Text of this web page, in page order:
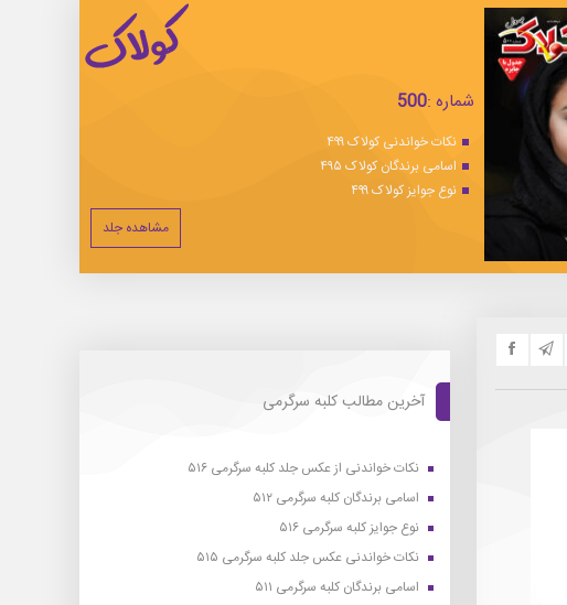
شماره :500
نکات خواندنی کولاک ۴۹۹
اسامی برندگان کولاک ۴۹۵
نوع جوایز کولاک ۴۹۹
مشاهده جلد
آخرین مطالب کلبه سرگرمی
نکات خواندنی از عکس جلد کلبه سرگرمی ۵۱۶
اسامی برندگان کلبه سرگرمی ۵۱۲
نوع جوایز کلبه سرگرمی ۵۱۶
نکات خواندنی عکس جلد کلبه سرگرمی ۵۱۵
اسامی برندگان کلبه سرگرمی ۵۱۱